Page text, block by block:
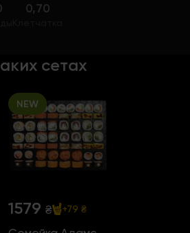
0,70
сетах
NEW
1579 ₴ +79 ₴